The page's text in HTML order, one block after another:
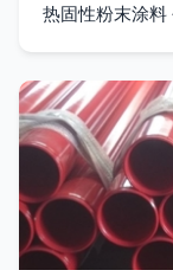
热固性粉末涂料